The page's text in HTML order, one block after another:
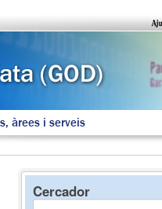
àrees i serveis
Cercador